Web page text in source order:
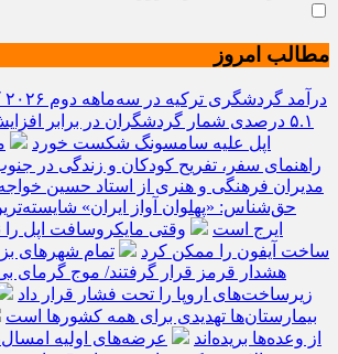
مطالب امروز
۵.۱ درصدی شمار گردشگران در برابر افزایش هزینه‌کرد
اپل علیه سامسونگ شکست خورد
راهنمای سفر، تفریح کودکان و زندگی در جنوب
مدیران فرهنگی و هنری از استاد حسین
حق‌شناس: «پهلوان آواز ایران»
ایرج است
وقتی مایکروسافت اپل را
ساخت آیفون را ممکن کرد
تمام شهرهای
هشدار قرمز قرار گرفتند/ موج گرمای
زیرساخت‌های اروپا را تحت فشار قرار داد
بیمارستان‌ها تهدیدی برای همه کشورها است
از وعده‌ها بریده‌اند
عرضه‌های اولیه امسال، 10 تایی